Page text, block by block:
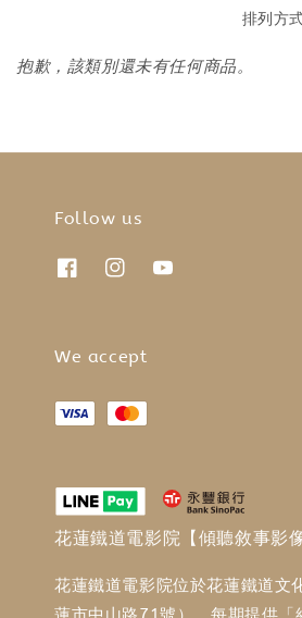
排列方
抱歉，該類別還未有任何商品。
Follow us
We accept
花蓮鐵道電影院【傾聽敘事影
花蓮鐵道電影院位於花蓮鐵道文